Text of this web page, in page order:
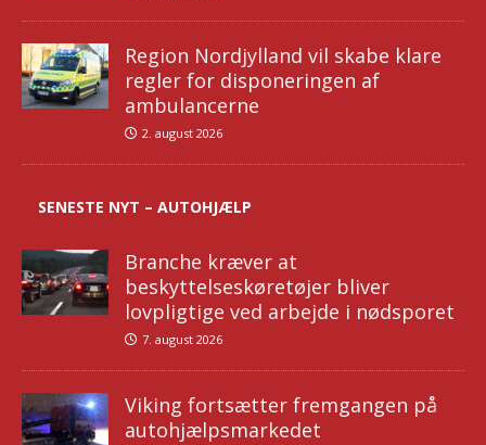
Region Nordjylland vil skabe klare
regler for disponeringen af
ambulancerne
2. august 2026
SENESTE NYT – AUTOHJÆLP
Branche kræver at
beskyttelseskøretøjer bliver
lovpligtige ved arbejde i nødsporet
7. august 2026
Viking fortsætter fremgangen på
autohjælpsmarkedet